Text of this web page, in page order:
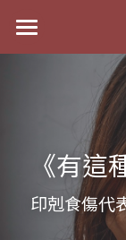
最新消息
實體經營
祖傳命理
手工印鑑
課程介紹
五行八字學
Blog
《有這
印剋食傷代
八字線上完
科學八字推
《十神高階
1美元超值